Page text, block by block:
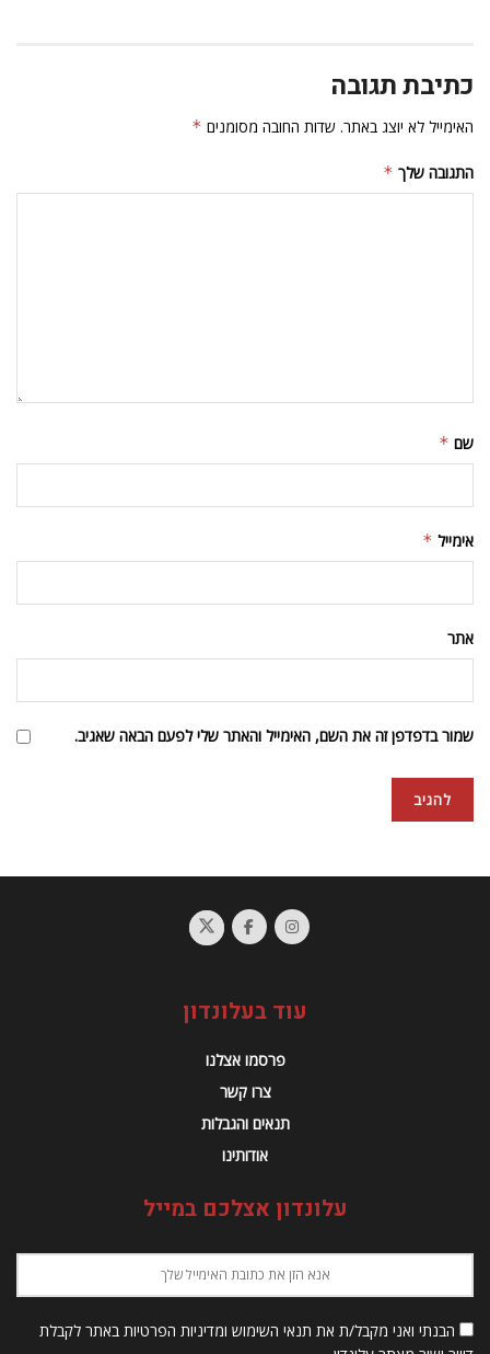
כתיבת תגובה
האימייל לא יוצג באתר. שדות החובה מסומנים *
התגובה שלך *
שם *
אימייל *
אתר
שמור בדפדפן זה את השם, האימייל והאתר שלי לפעם הבאה שאגיב.
עוד בעלונדון
פרסמו אצלנו
צרו קשר
תנאים והגבלות
אודותינו
עלונדון אצלכם במייל
הבנתי ואני מקבל/ת את תנאי השימוש ומדיניות הפרטיות באתר לקבלת